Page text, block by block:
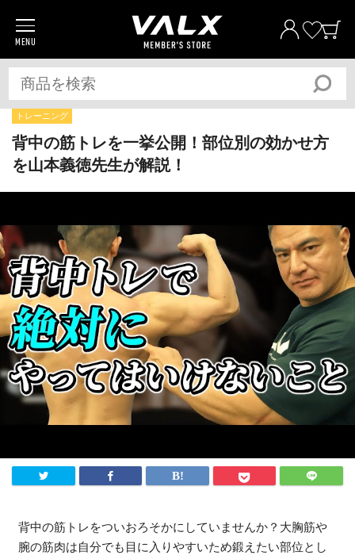
MENU
商品一覧
プロテイン
サプリメント
トレーニングギア/グッズ
アパレル
全ての商品
おトクおまとめ割
おトク定期便
ベストプライス宣言
筋トレ大学PRO
法人様向け
ふるさと納税
ANA
楽天
ふるさとチョイス
ENGLISH
トレーニング
背中の筋トレを一挙公開！部位別の効かせ方
を山本義徳先生が解説！
背中の筋トレをついおろそかにしていませんか？大胸筋や
腕の筋肉は自分でも目に入りやすいため鍛えたい部位とし